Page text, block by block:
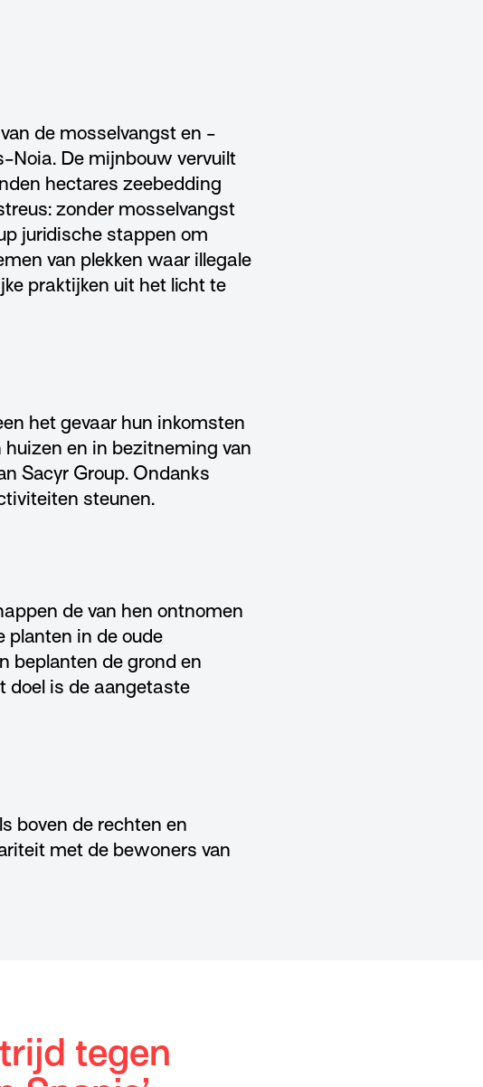
de mosselvangst en -
Noia. De mijnbouw vervuilt
hectares zeebedding
zonder mosselvangst
juridische stappen om
van plekken waar illegale
praktijken uit het licht te
het gevaar hun inkomsten
en in bezitneming van
Sacyr Group. Ondanks
steunen.
de van hen ontnomen
planten in de oude
beplanten de grond en
doel is de aangetaste
boven de rechten en
met de bewoners van
tegen